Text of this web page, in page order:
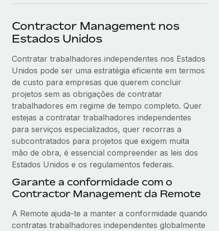
Contractor Management nos
Estados Unidos
Contratar trabalhadores independentes nos Estados
Unidos pode ser uma estratégia eficiente em termos
de custo para empresas que querem concluir
projetos sem as obrigações de contratar
trabalhadores em regime de tempo completo. Quer
estejas a contratar trabalhadores independentes
para serviços especializados, quer recorras a
subcontratados para projetos que exigem muita
mão de obra, é essencial compreender as leis dos
Estados Unidos e os regulamentos federais.
Garante a conformidade com o
Contractor Management da Remote
A Remote ajuda-te a manter a conformidade quando
contratas trabalhadores independentes globalmente